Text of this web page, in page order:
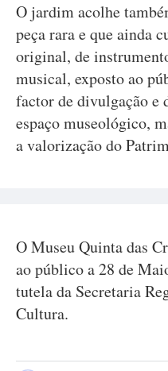
O jardim acolhe
peça rara e que ainda
original, de
musical, exposto ao
factor de divulgação e
espaço museológico,
a valorização do
O Museu Quinta das
ao público a 28 de
tutela da Secretaria
Cultura.